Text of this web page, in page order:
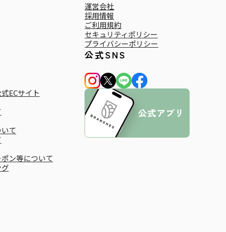
ECサイト
て
ン等について
運営会社
採用情報
ご利用規約
セキュリティポリシー
プライバシーポリシー
公式SNS